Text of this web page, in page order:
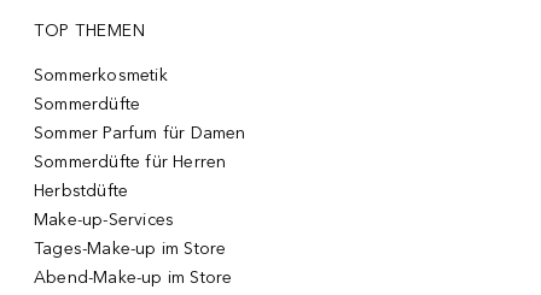
TOP THEMEN
Sommerkosmetik
Sommerdüfte
Sommer Parfum für Damen
Sommerdüfte für Herren
Herbstdüfte
Make-up-Services
Tages-Make-up im Store
Abend-Make-up im Store